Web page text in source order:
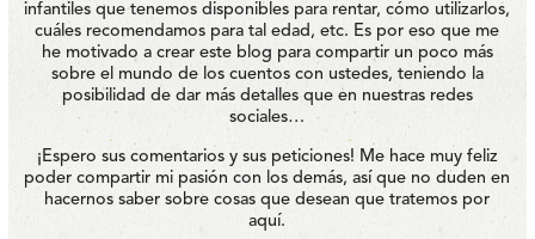
infantiles que tenemos disponibles para rentar, cómo utilizarlos,
cuáles recomendamos para tal edad, etc. Es por eso que me
he motivado a crear este blog para compartir un poco más
sobre el mundo de los cuentos con ustedes, teniendo la
posibilidad de dar más detalles que en nuestras redes
sociales…
¡Espero sus comentarios y sus peticiones! Me hace muy feliz
poder compartir mi pasión con los demás, así que no duden en
hacernos saber sobre cosas que desean que tratemos por
aquí.